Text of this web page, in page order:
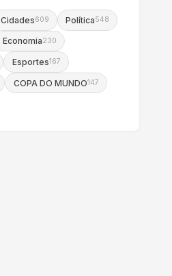
Cidades609 Política548
Economia230
Esportes167
COPA DO MUNDO147